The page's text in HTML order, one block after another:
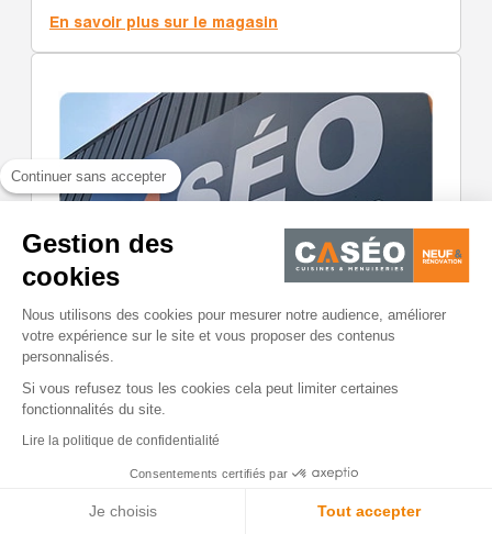
Continuer sans accepter
Gestion des
cookies
Nous utilisons des cookies pour mesurer notre audience, améliorer
votre expérience sur le site et vous proposer des contenus
personnalisés.
Si vous refusez tous les cookies cela peut limiter certaines
fonctionnalités du site.
Lire la politique de confidentialité
Consentements certifiés par
Je choisis Tout accepter
En savoir plus sur le magasin

50 Cours Georges Clémenceau 33000
Bordeaux France
05 56 56 97 97
Fermé Vendredi : 10h00-18h00